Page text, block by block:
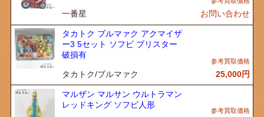
一番星 お問い合わせ
タカトク ブルマァク アクマイザ
ー3 5セット ソフビ ブリスター
破損有
タカトク/ブルマァク 25,000円
マルザン マルサン ウルトラマン
レッドキング ソフビ人形